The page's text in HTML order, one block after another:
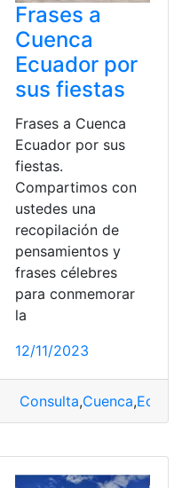
Frases a
Cuenca
Ecuador por
sus fiestas
Frases a Cuenca
Ecuador por sus
fiestas.
Compartimos con
ustedes una
recopilación de
pensamientos y
frases célebres
para conmemorar
la
12/11/2023
Consulta,Cuenca,